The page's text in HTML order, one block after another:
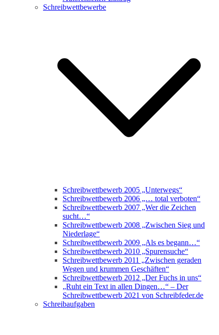
Schreibwettbewerbe
Schreibwettbewerb 2005 „Unterwegs“
Schreibwettbewerb 2006 „… total verboten“
Schreibwettbewerb 2007 „Wer die Zeichen
sucht…“
Schreibwettbewerb 2008 „Zwischen Sieg und
Niederlage“
Schreibwettbewerb 2009 „Als es begann…“
Schreibwettbewerb 2010 „Spurensuche“
Schreibwettbewerb 2011 „Zwischen geraden
Wegen und krummen Geschäften“
Schreibwettbewerb 2012 „Der Fuchs in uns“
„Ruht ein Text in allen Dingen…“ – Der
Schreibwettbewerb 2021 von Schreibfeder.de
Schreibaufgaben